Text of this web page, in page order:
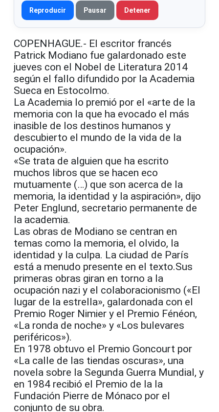
Reproducir Pausar Detener
COPENHAGUE.- El escritor francés
Patrick Modiano fue galardonado este
jueves con el Nobel de Literatura 2014
según el fallo difundido por la Academia
Sueca en Estocolmo.
La Academia lo premió por el «arte de la
memoria con la que ha evocado el más
inasible de los destinos humanos y
descubierto el mundo de la vida de la
ocupación».
«Se trata de alguien que ha escrito
muchos libros que se hacen eco
mutuamente (…) que son acerca de la
memoria, la identidad y la aspiración», dijo
Peter Englund, secretario permanente de
la academia.
Las obras de Modiano se centran en
temas como la memoria, el olvido, la
identidad y la culpa. La ciudad de París
está a menudo presente en el texto.Sus
primeras obras giran en torno a la
ocupación nazi y el colaboracionismo («El
lugar de la estrella», galardonada con el
Premio Roger Nimier y el Premio Fénéon,
«La ronda de noche» y «Los bulevares
periféricos»).
En 1978 obtuvo el Premio Goncourt por
«La calle de las tiendas oscuras», una
novela sobre la Segunda Guerra Mundial, y
en 1984 recibió el Premio de la la
Fundación Pierre de Mónaco por el
conjunto de su obra.